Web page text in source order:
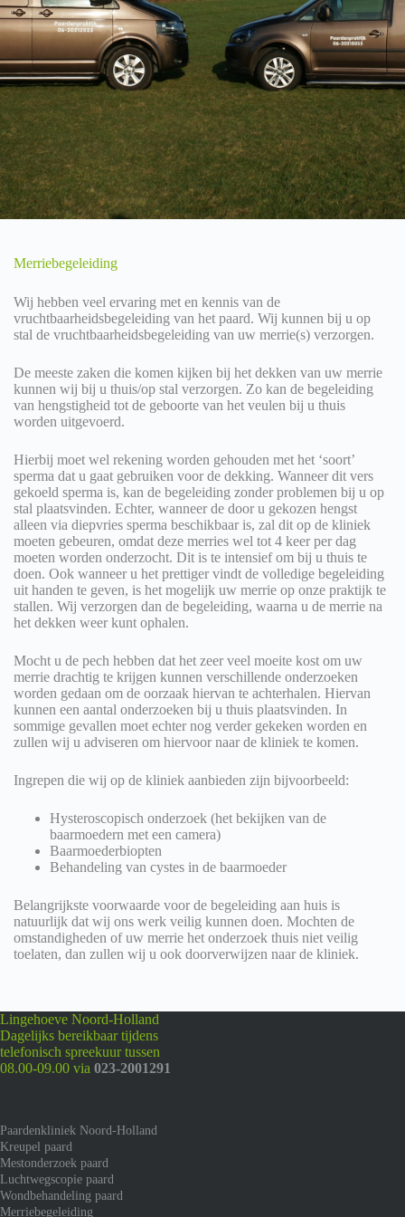
Merriebegeleiding
Wij hebben veel ervaring met en kennis van de
vruchtbaarheidsbegeleiding van het paard. Wij kunnen bij u op
stal de vruchtbaarheidsbegeleiding van uw merrie(s) verzorgen.
De meeste zaken die komen kijken bij het dekken van uw merrie
kunnen wij bij u thuis/op stal verzorgen. Zo kan de begeleiding
van hengstigheid tot de geboorte van het veulen bij u thuis
worden uitgevoerd.
Hierbij moet wel rekening worden gehouden met het ‘soort’
sperma dat u gaat gebruiken voor de dekking. Wanneer dit vers
gekoeld sperma is, kan de begeleiding zonder problemen bij u op
stal plaatsvinden. Echter, wanneer de door u gekozen hengst
alleen via diepvries sperma beschikbaar is, zal dit op de kliniek
moeten gebeuren, omdat deze merries wel tot 4 keer per dag
moeten worden onderzocht. Dit is te intensief om bij u thuis te
doen. Ook wanneer u het prettiger vindt de volledige begeleiding
uit handen te geven, is het mogelijk uw merrie op onze praktijk te
stallen. Wij verzorgen dan de begeleiding, waarna u de merrie na
het dekken weer kunt ophalen.
Mocht u de pech hebben dat het zeer veel moeite kost om uw
merrie drachtig te krijgen kunnen verschillende onderzoeken
worden gedaan om de oorzaak hiervan te achterhalen. Hiervan
kunnen een aantal onderzoeken bij u thuis plaatsvinden. In
sommige gevallen moet echter nog verder gekeken worden en
zullen wij u adviseren om hiervoor naar de kliniek te komen.
Ingrepen die wij op de kliniek aanbieden zijn bijvoorbeeld:
Hysteroscopisch onderzoek (het bekijken van de
baarmoedern met een camera)
Baarmoederbiopten
Behandeling van cystes in de baarmoeder
Belangrijkste voorwaarde voor de begeleiding aan huis is
natuurlijk dat wij ons werk veilig kunnen doen. Mochten de
omstandigheden of uw merrie het onderzoek thuis niet veilig
toelaten, dan zullen wij u ook doorverwijzen naar de kliniek.
Lingehoeve Noord-Holland
Dagelijks bereikbaar tijdens
telefonisch spreekuur tussen
08.00-09.00 via 023-2001291
Paardenkliniek Noord-Holland
Kreupel paard
Mestonderzoek paard
Luchtwegscopie paard
Wondbehandeling paard
Merriebegeleiding